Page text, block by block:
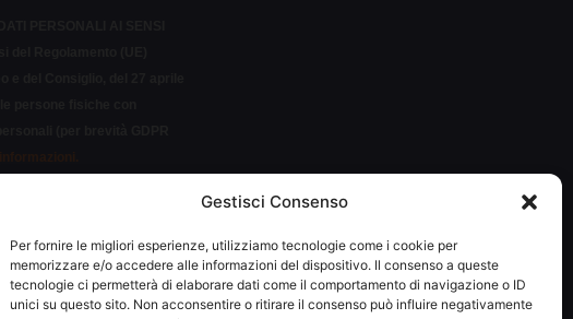
Gestisci Consenso
Per fornire le migliori esperienze, utilizziamo tecnologie come i cookie per
memorizzare e/o accedere alle informazioni del dispositivo. Il consenso a queste
tecnologie ci permetterà di elaborare dati come il comportamento di navigazione o ID
unici su questo sito. Non acconsentire o ritirare il consenso può influire negativamente